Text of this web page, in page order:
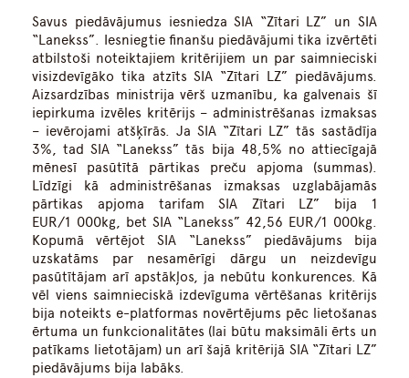
Savus piedāvājumus iesniedza SIA “Zītari LZ” un SIA
“Lanekss”. Iesniegtie finanšu piedāvājumi tika izvērtēti
atbilstoši noteiktajiem kritērijiem un par saimnieciski
visizdevīgāko tika atzīts SIA “Zītari LZ” piedāvājums.
Aizsardzības ministrija vērš uzmanību, ka galvenais šī
iepirkuma izvēles kritērijs – administrēšanas izmaksas
– ievērojami atšķīrās. Ja SIA “Zītari LZ” tās sastādīja
3%, tad SIA “Lanekss” tās bija 48,5% no attiecīgajā
mēnesī pasūtītā pārtikas preču apjoma (summas).
Līdzīgi kā administrēšanas izmaksas uzglabājamās
pārtikas apjoma tarifam SIA Zītari LZ” bija 1
EUR/1 000kg, bet SIA “Lanekss” 42,56 EUR/1 000kg.
Kopumā vērtējot SIA “Lanekss” piedāvājums bija
uzskatāms par nesamērīgi dārgu un neizdevīgu
pasūtītājam arī apstākļos, ja nebūtu konkurences. Kā
vēl viens saimnieciskā izdevīguma vērtēšanas kritērijs
bija noteikts e-platformas novērtējums pēc lietošanas
ērtuma un funkcionalitātes (lai būtu maksimāli ērts un
patīkams lietotājam) un arī šajā kritērijā SIA “Zītari LZ”
piedāvājums bija labāks.